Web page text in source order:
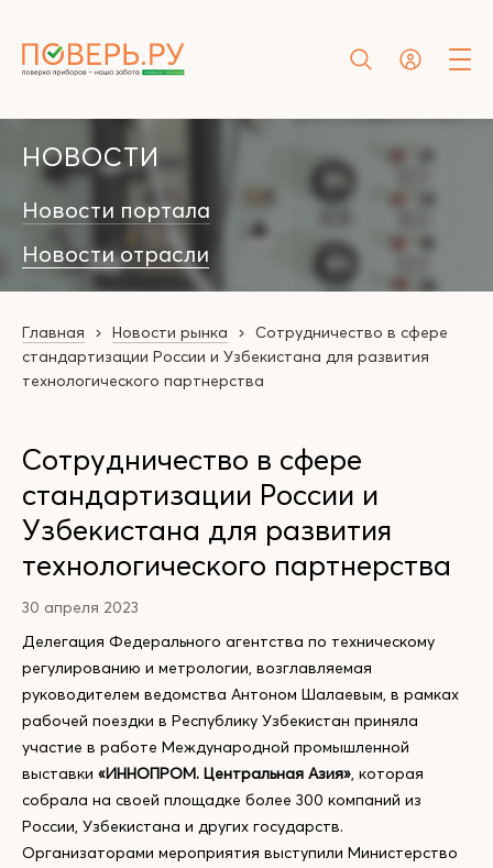
НОВОСТИ
Новости портала
Новости отрасли
Главная Новости рынка
Сотрудничество в сфере
стандартизации России и Узбекистана для развития
технологического партнерства
Сотрудничество в сфере
стандартизации России и
Узбекистана для развития
технологического партнерства
30 апреля 2023
Делегация Федерального агентства по техническому
регулированию и метрологии, возглавляемая
руководителем ведомства Антоном Шалаевым, в рамках
рабочей поездки в Республику Узбекистан приняла
участие в работе Международной промышленной
выставки «ИННОПРОМ. Центральная Азия», которая
собрала на своей площадке более 300 компаний из
России, Узбекистана и других государств.
Организаторами мероприятия выступили Министерство